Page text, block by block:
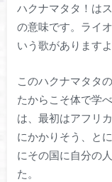
ハクナマタタ！は
の意味です。ライ
いう歌がありますよ
このハクナマタタ
たからこそ体で学
は、最初はアフリ
にかかりそう、と
にその国に自分の
た。